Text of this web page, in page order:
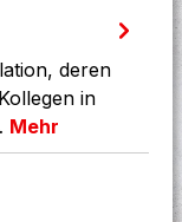
deren
in
Mehr